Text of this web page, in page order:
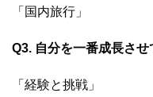
「国内旅行」
Q3. 自分を一番成長させ
「経験と挑戦」